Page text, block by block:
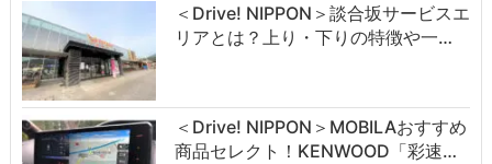
＜Drive! NIPPON＞談合坂サービスエ
リアとは？上り・下りの特徴や一…
＜Drive! NIPPON＞MOBILAおすすめ
商品セレクト！KENWOOD「彩速…